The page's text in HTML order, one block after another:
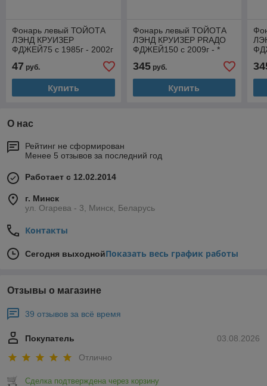
Фонарь левый ТОЙОТА
ЛЭНД КРУИЗЕР
ФДЖЕЙ75 с 1985г - 2002г
47 руб.
Купить
Фонарь левый ТОЙОТА
ЛЭНД КРУИЗЕР PRАДO
ФДЖЕЙ150 с 2009г - *
345руб.
Купить
О нас
Рейтинг не сформирован
Менее 5 отзывов за последний год
Работает с 12.02.2014
г. Минск
ул. Огарева - 3, Минск, Беларусь
Контакты
Сегодня выходнойПоказать весь график работы
Отзывы о магазине
39 отзывов за всё время
03.08.2026
Покупатель
Отлично
Сделка подтверждена через корзину